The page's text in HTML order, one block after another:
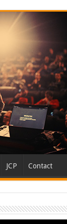
JCP Contact